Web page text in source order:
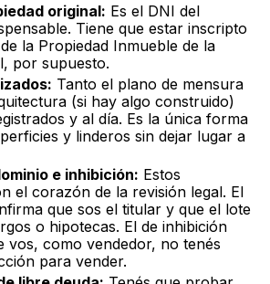
original: Es el DNI del
Tiene que estar inscripto
la Propiedad Inmueble de la
por supuesto.
Tanto el plano de mensura
(si hay algo construido)
y al día. Es la única forma
y linderos sin dejar lugar a
e inhibición: Estos
el corazón de la revisión legal. El
que sos el titular y que el lote
o hipotecas. El de inhibición
vos, como vendedor, no tenés
para vender.